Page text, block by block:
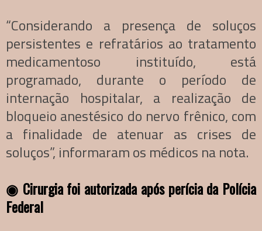
“Considerando a presença de soluços
persistentes e refratários ao tratamento
medicamentoso instituído, está
programado, durante o período de
internação hospitalar, a realização de
bloqueio anestésico do nervo frênico, com
a finalidade de atenuar as crises de
soluços”, informaram os médicos na nota.
◉ Cirurgia foi autorizada após perícia da Polícia
Federal